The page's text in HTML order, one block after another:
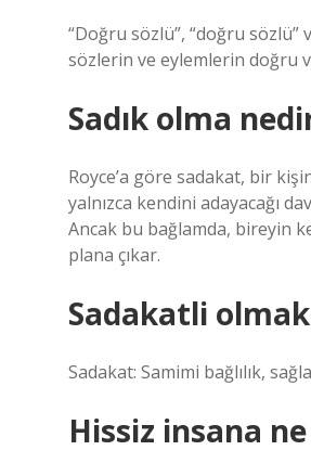
“Doğru sözlü”, “doğru
sözlerin ve eylemlerin doğru
Sadık olma
Royce’a göre sadakat, bir
yalnızca kendini adayacağı
Ancak bu bağlamda, bireyin
plana çıkar.
Sadakatli
Sadakat: Samimi bağlılık,
Hissiz insana